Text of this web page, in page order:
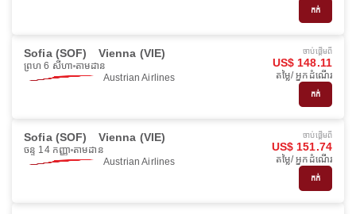
កក់
Sofia (SOF) Vienna (VIE)
ព្រហ 6 សីហា តាមដាន
Austrian Airlines
ចាប់ផ្ដើមពី
US$ 148.11
តម្លៃ/ អ្នកដំណើរ
កក់
Sofia (SOF) Vienna (VIE)
ចន្ទ 14 កញ្ញា តាមដាន
Austrian Airlines
ចាប់ផ្ដើមពី
US$ 151.74
តម្លៃ/ អ្នកដំណើរ
កក់